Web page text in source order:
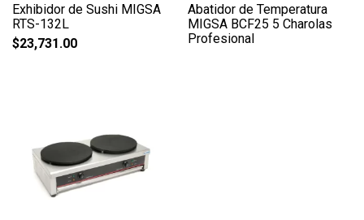
Exhibidor de Sushi MIGSA
RTS-132L
$23,731.00
Abatidor de Temperatura
MIGSA BCF25 5 Charolas
Profesional